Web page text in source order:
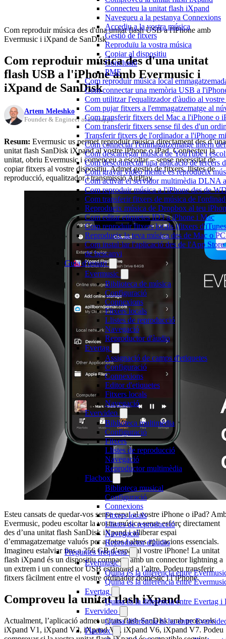
Connecteu la unitat flash iXpand
Navegueu a la pestanya Connexions
Accediu a la vostra música
Gestió de fitxers
Reproduïu la vostra música
Copiar al dispositiu
Conclusió
PMF
Com reproduir música local
Com connectar una memòria USB a
Com utilitzar l'equalitzador d'àudio al
Com pujar fitxers a l'emmagatzematge al
Com transferir fitxers del Mac a l'iPhone o
Com transferir fitxers sense fil des d'un
Transferir fitxers de l'ordinador a l'iPhone
Com connectar l'emmagatzematge intern
Com descarregar música de YouTube i
Com desconnectar una aplicació de tercers
Com gravar vídeo mentre es reprodueix
Com activar el servidor multimèdia DLNA
Com reproduir música a l'iPhone des de
Com transferir fitxers de música de
Reprodueix música de Dropbox al teu
Com editar etiquetes ID3 a iPhone i Mac
Com reproduir fitxers locals (fitxers
Reprodueix la teva música des de Mac o
Com instal·lar l'aplicació des de l'App
de bescanvi
Guia d'usuari
Evermusic
Biblioteca de música
Configuració
Connexions
Fitxers locals
Llistes de reproducció
Navegació
Reproductor d'àudio
Evertag
Assignació de camps d'etiquetes
Configuració
Connexions
Editor d'etiquetes
Fitxers locals
Navegació
Evervideo
Biblioteca multimèdia
Configuració
Fitxers
Llistes de reproducció
Navegació
Reproductor multimèdia
Flacbox
Biblioteca musical
Configuració
Connexions
Fitxers locals
Llistes de reproducció
Navegació
Reproductor d'àudio
Preguntes freqüents
Evermusic
Quina és la diferència entre
Quina és la diferència entre
Evertag
Quina és la diferència entre Evertag i
Evervideo
Quina diferència hi ha entre
Flacbox
Com reproduir música des d'una unitat flash USB a l'iPhone amb
Evermusic i iXpand de SanDisk
Com reproduir música des d'una unitat
flash USB a l'iPhone amb Evermusic i
iXpand de SanDisk
Artem Meleshko
Founder & Engineer at Everappz
Resum: Evermusic us permet reproduir música directament des d’una
unitat flash SanDisk iXpand al vostre iPhone o iPad. Connecteu la
unitat, obriu Evermusic i comenceu a escoltar – sense necessitat de
copiar fitxers al vostre dispositiu. Admet gestió de fitxers, llistes de
reproducció, equalitzador i transmissió AirPlay.
Esteu cansats de quedar-vos sense espai al vostre iPhone o iPad?
Evermusic, podeu escoltar la vostra música sense esforç directament
des d’una unitat flash SanDisk iXpand i alliberar espai
d’emmagatzematge valuós per a fotos i altres aplicacions essencials.
Imagineu estalviar fins a 256 GB d’espai al vostre iPhone! La unitat
flash iXpand és un dispositiu compacte amb un connector lightning a
un extrem i un connector USB estàndard a l’altre. Podeu transferir
fitxers fàcilment entre el vostre ordinador domèstic i l’iPhone.
Comproveu la unitat flash iXpand
Actualment, l’aplicació admet unitats flash SanDisk amb protocols
iXpand V1, iXpand V2, iXpand V3, iXpand V6, iXpand V7. Podeu